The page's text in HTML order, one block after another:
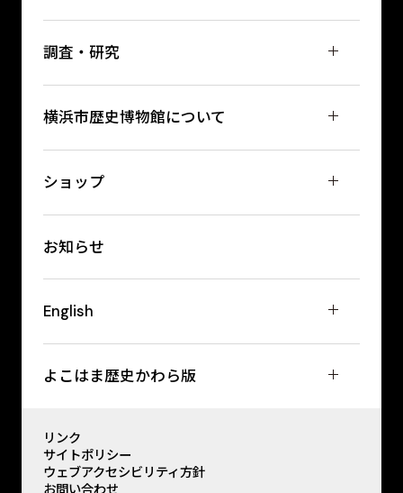
調査・研究
横浜市歴史博物館について
ショップ
お知らせ
English
よこはま歴史かわら版
リンク
サイトポリシー
ウェブアクセシビリティ方針
お問い合わせ